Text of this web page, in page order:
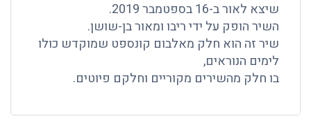
שיצא לאור ב-16 בספטמבר 2019.
השיר הופק על ידי ריבו ומאור בן-שושן.
שיר זה הוא חלק מאלבום קונספט שמוקדש כולו
לימים הנוראים,
בו חלק מהשירים מקוריים וחלקם פיוטים.